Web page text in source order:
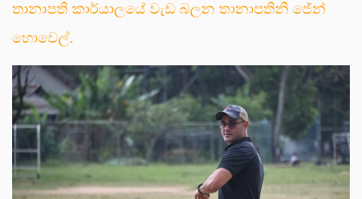
තානාපති කාර්යාලයේ වැඩ බලන තානාපතිනි ජේන්
හොවෙල්.